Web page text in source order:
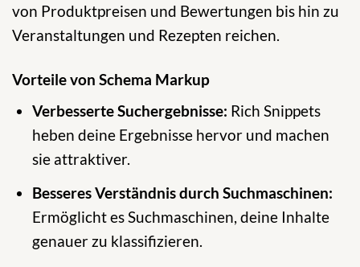
von Produktpreisen und Bewertungen bis hin zu
Veranstaltungen und Rezepten reichen.
Vorteile von Schema Markup
Verbesserte Suchergebnisse: Rich Snippets
heben deine Ergebnisse hervor und machen
sie attraktiver.
Besseres Verständnis durch Suchmaschinen:
Ermöglicht es Suchmaschinen, deine Inhalte
genauer zu klassifizieren.